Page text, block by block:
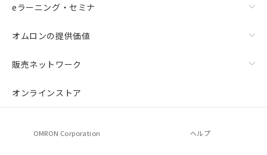
eラーニング・セミナ
オムロンの提供価値
販売ネットワーク
オンラインストア
OMRON Corporation ヘルプ